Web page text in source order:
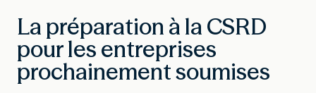
La préparation à la CSRD
pour les entreprises
prochainement soumises